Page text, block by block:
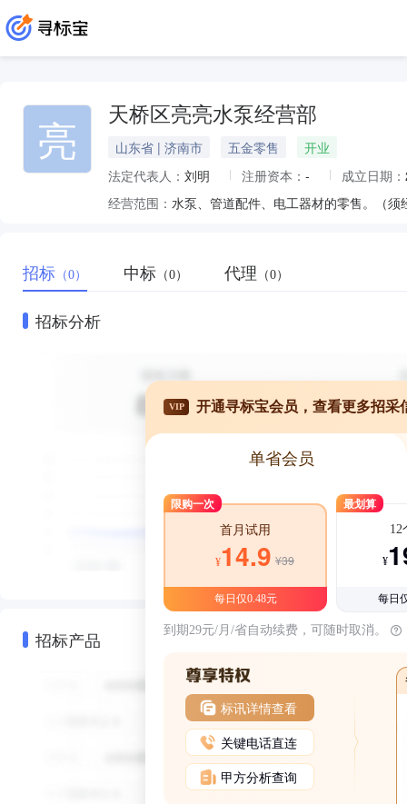
亮 天桥区亮亮水泵经营部
山东省 | 济南市 五金零售
开业
法定代表人： 刘明 注册资本： - 成立日期：
经营范围： 水泵、管道配件、电工器材的零售。（
招标 （0） 中标 （0） 代理 （0）
招标分析
招标产品
VIP 开通寻标宝会员，查看更多招采
单省会员
限购一次
首月试用
¥14.9 ¥39
每日仅0.48元
最划算
12
¥
每日
到期29元/月/省自动续费，可随时取消。
标讯详情查看
关键电话直连
甲方分析查询